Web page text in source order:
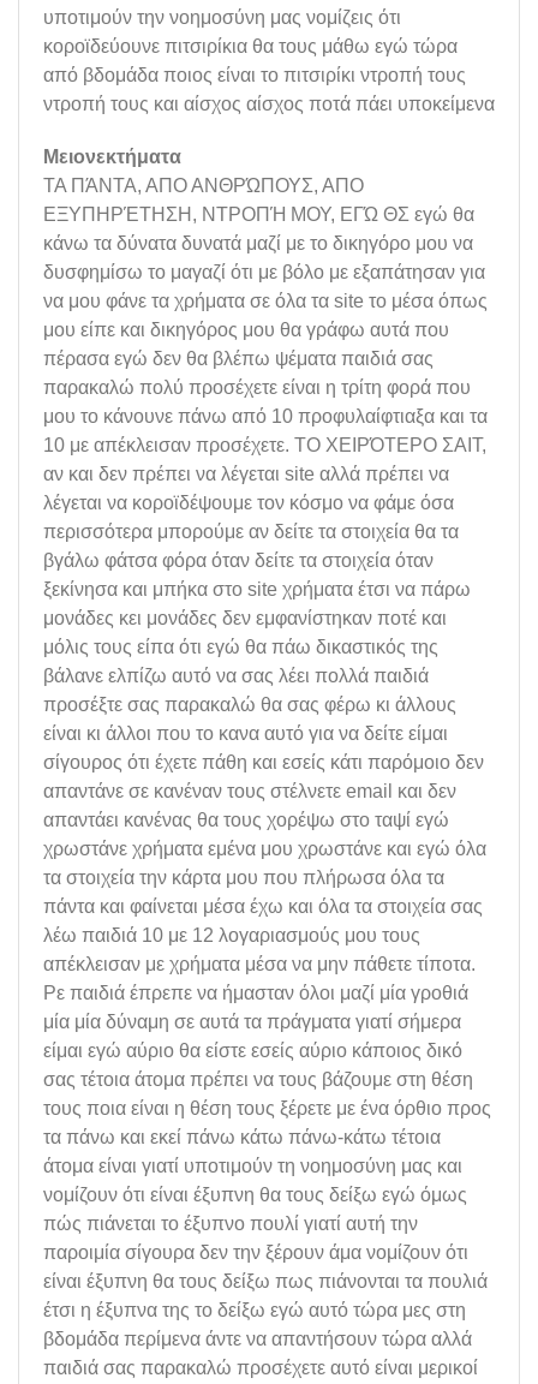
υποτιμούν την νοημοσύνη μας νομίζεις ότι
κοροϊδεύουνε πιτσιρίκια θα τους μάθω εγώ τώρα
από βδομάδα ποιος είναι το πιτσιρίκι ντροπή τους
ντροπή τους και αίσχος αίσχος ποτά πάει υποκείμενα
Μειονεκτήματα
ΤΑ ΠΆΝΤΑ, ΑΠΟ ΑΝΘΡΏΠΟΥΣ, ΑΠΟ
ΕΞΥΠΗΡΈΤΗΣΗ, ΝΤΡΟΠΉ ΜΟΥ, ΕΓΏ ΘΣ εγώ θα
κάνω τα δύνατα δυνατά μαζί με το δικηγόρο μου να
δυσφημίσω το μαγαζί ότι με βόλο με εξαπάτησαν για
να μου φάνε τα χρήματα σε όλα τα site το μέσα όπως
μου είπε και δικηγόρος μου θα γράφω αυτά που
πέρασα εγώ δεν θα βλέπω ψέματα παιδιά σας
παρακαλώ πολύ προσέχετε είναι η τρίτη φορά που
μου το κάνουνε πάνω από 10 προφυλαίφτιαξα και τα
10 με απέκλεισαν προσέχετε. ΤΟ ΧΕΙΡΌΤΕΡΟ ΣΑΙΤ,
αν και δεν πρέπει να λέγεται site αλλά πρέπει να
λέγεται να κοροϊδέψουμε τον κόσμο να φάμε όσα
περισσότερα μπορούμε αν δείτε τα στοιχεία θα τα
βγάλω φάτσα φόρα όταν δείτε τα στοιχεία όταν
ξεκίνησα και μπήκα στο site χρήματα έτσι να πάρω
μονάδες κει μονάδες δεν εμφανίστηκαν ποτέ και
μόλις τους είπα ότι εγώ θα πάω δικαστικός της
βάλανε ελπίζω αυτό να σας λέει πολλά παιδιά
προσέξτε σας παρακαλώ θα σας φέρω κι άλλους
είναι κι άλλοι που το κανα αυτό για να δείτε είμαι
σίγουρος ότι έχετε πάθη και εσείς κάτι παρόμοιο δεν
απαντάνε σε κανέναν τους στέλνετε email και δεν
απαντάει κανένας θα τους χορέψω στο ταψί εγώ
χρωστάνε χρήματα εμένα μου χρωστάνε και εγώ όλα
τα στοιχεία την κάρτα μου που πλήρωσα όλα τα
πάντα και φαίνεται μέσα έχω και όλα τα στοιχεία σας
λέω παιδιά 10 με 12 λογαριασμούς μου τους
απέκλεισαν με χρήματα μέσα να μην πάθετε τίποτα.
Ρε παιδιά έπρεπε να ήμασταν όλοι μαζί μία γροθιά
μία μία δύναμη σε αυτά τα πράγματα γιατί σήμερα
είμαι εγώ αύριο θα είστε εσείς αύριο κάποιος δικό
σας τέτοια άτομα πρέπει να τους βάζουμε στη θέση
τους ποια είναι η θέση τους ξέρετε με ένα όρθιο προς
τα πάνω και εκεί πάνω κάτω πάνω-κάτω τέτοια
άτομα είναι γιατί υποτιμούν τη νοημοσύνη μας και
νομίζουν ότι είναι έξυπνη θα τους δείξω εγώ όμως
πώς πιάνεται το έξυπνο πουλί γιατί αυτή την
παροιμία σίγουρα δεν την ξέρουν άμα νομίζουν ότι
είναι έξυπνη θα τους δείξω πως πιάνονται τα πουλιά
έτσι η έξυπνα της το δείξω εγώ αυτό τώρα μες στη
βδομάδα περίμενα άντε να απαντήσουν τώρα αλλά
παιδιά σας παρακαλώ προσέχετε αυτό είναι μερικοί